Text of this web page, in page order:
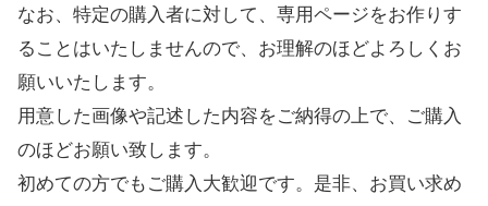
なお、特定の購入者に対して、専用ページをお作りす
ることはいたしませんので、お理解のほどよろしくお
願いいたします。
用意した画像や記述した内容をご納得の上で、ご購入
のほどお願い致します。
初めての方でもご購入大歓迎です。是非、お買い求め